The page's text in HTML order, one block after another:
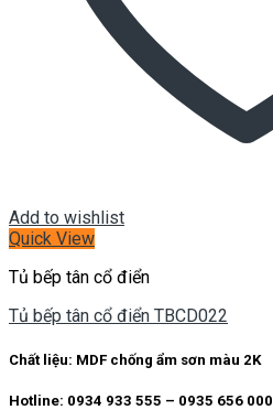
Add to wishlist
Quick View
Tủ bếp tân cổ điển
Tủ bếp tân cổ điển TBCD022
Chất liệu: MDF chống ẩm sơn màu 2K
Hotline: 0934 933 555 – 0935 656 000